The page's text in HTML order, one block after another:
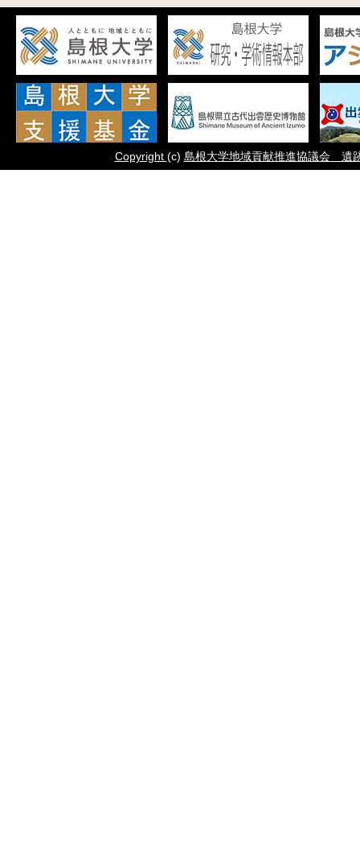
Copyright (c) 島根大学地域貢献推進協議会 遺